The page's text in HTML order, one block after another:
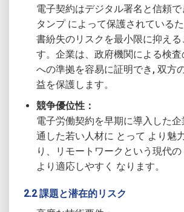
電子契約はデジタル署名と信頼
タンプ によって保護されている
書紛失のリスクを最小限に抑える
す。企業は、政府機関による検
への準拠を容易に証明でき, 双方
益を保護します。
競争優位性：
電子労働契約を早期に導入した
通した若い人材に とって より魅
り、リモートワークという現代
より適応しやすく なります。
2.2 課題と潜在的リスク